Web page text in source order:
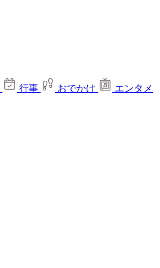
行事 おでかけ
エンタメ